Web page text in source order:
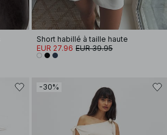
Short habillé à taille haute
EUR 27.96 EUR 39.95
-30%